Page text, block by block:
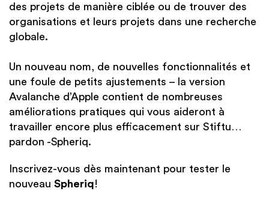
des projets de manière ciblée ou de trouver des
organisations et leurs projets dans une recherche
globale.
Un nouveau nom, de nouvelles fonctionnalités et
une foule de petits ajustements – la version
Avalanche d’Apple contient de nombreuses
améliorations pratiques qui vous aideront à
travailler encore plus efficacement sur Stiftu…
pardon -Spheriq.
Inscrivez-vous dès maintenant pour tester le
nouveau Spheriq!